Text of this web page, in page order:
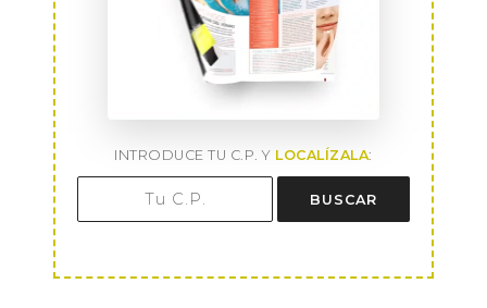
INTRODUCE TU C.P. Y LOCALÍZALA:
BUSCAR